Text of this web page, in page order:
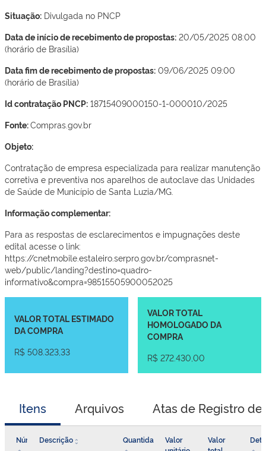
Situação: Divulgada no PNCP
Data de início de recebimento de propostas: 20/05/2025 08:00
(horário de Brasília)
Data fim de recebimento de propostas: 09/06/2025 09:00
(horário de Brasília)
Id contratação PNCP: 18715409000150-1-000010/2025
Fonte:Compras.gov.br
Objeto:
Contratação de empresa especializada para realizar manutenção
corretiva e preventiva nos aparelhos de autoclave das Unidades
de Saúde de Município de Santa Luzia/MG.
Informação complementar:
Para as respostas de esclarecimentos e impugnações deste
edital acesse o link:
https://cnetmobile.estaleiro.serpro.gov.br/comprasnet-
web/public/landing?destino=quadro-
informativo&compra=98515505900052025
VALOR TOTAL ESTIMADO
DA COMPRA
R$ 508.323,33
VALOR TOTAL
HOMOLOGADO DA
COMPRA
R$ 272.430,00
Itens Arquivos Atas de Registro de
NúmeroDescrição Quantidade
Valor
Valor